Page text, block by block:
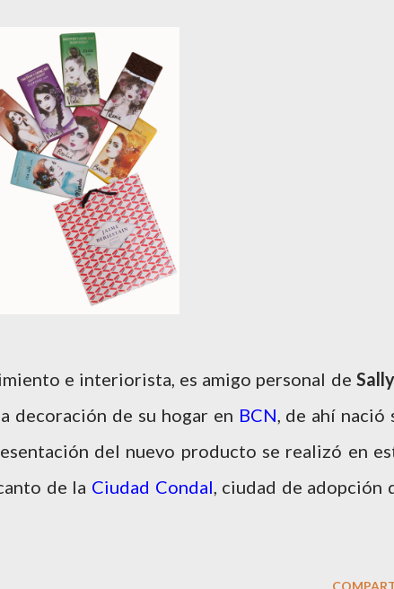
e interiorista, es amigo personal de Sally
decoración de su hogar en BCN , de ahí nació
del nuevo producto se realizó en
de la Ciudad Condal , ciudad de adopción